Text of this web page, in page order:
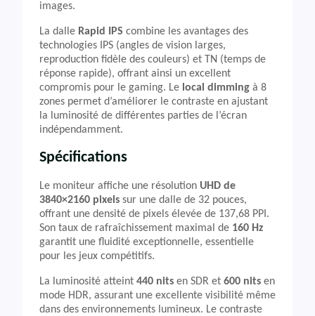
images.
La dalle Rapid IPS combine les avantages des
technologies IPS (angles de vision larges,
reproduction fidèle des couleurs) et TN (temps de
réponse rapide), offrant ainsi un excellent
compromis pour le gaming. Le local dimming à 8
zones permet d’améliorer le contraste en ajustant
la luminosité de différentes parties de l’écran
indépendamment.
Spécifications
Le moniteur affiche une résolution UHD de
3840×2160 pixels sur une dalle de 32 pouces,
offrant une densité de pixels élevée de 137,68 PPI.
Son taux de rafraîchissement maximal de 160 Hz
garantit une fluidité exceptionnelle, essentielle
pour les jeux compétitifs.
La luminosité atteint 440 nits en SDR et 600 nits en
mode HDR, assurant une excellente visibilité même
dans des environnements lumineux. Le contraste